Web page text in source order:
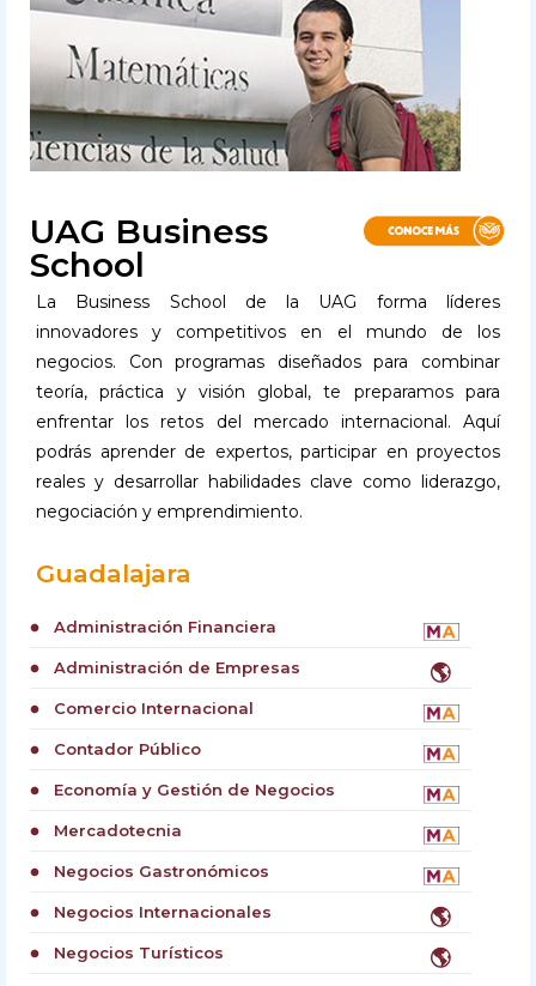
UAG Business
School
La Business School de la UAG forma líderes
innovadores y competitivos en el mundo de los
negocios. Con programas diseñados para combinar
teoría, práctica y visión global, te preparamos para
enfrentar los retos del mercado internacional. Aquí
podrás aprender de expertos, participar en proyectos
reales y desarrollar habilidades clave como liderazgo,
negociación y emprendimiento.
Guadalajara
circle Administración Financiera
circle 🌎
Administración de Empresas
circle Comercio Internacional
circle Contador Público
circle Economía y Gestión de Negocios
circle Mercadotecnia
circle Negocios Gastronómicos
circle 🌎
Negocios Internacionales
circle 🌎
Negocios Turísticos